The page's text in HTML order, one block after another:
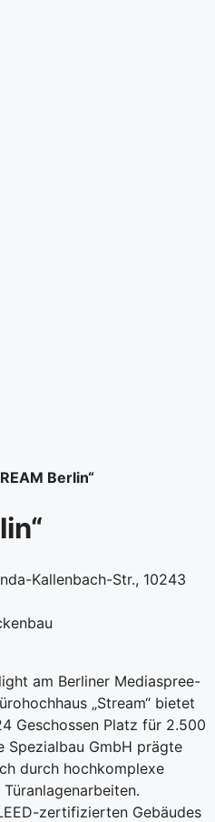
Berlin“
Kallenbach-Str., 10243
am Berliner Mediaspree-
„Stream“ bietet
Geschossen Platz für 2.500
Spezialbau GmbH prägte
durch hochkomplexe
zertifizierten Gebäudes